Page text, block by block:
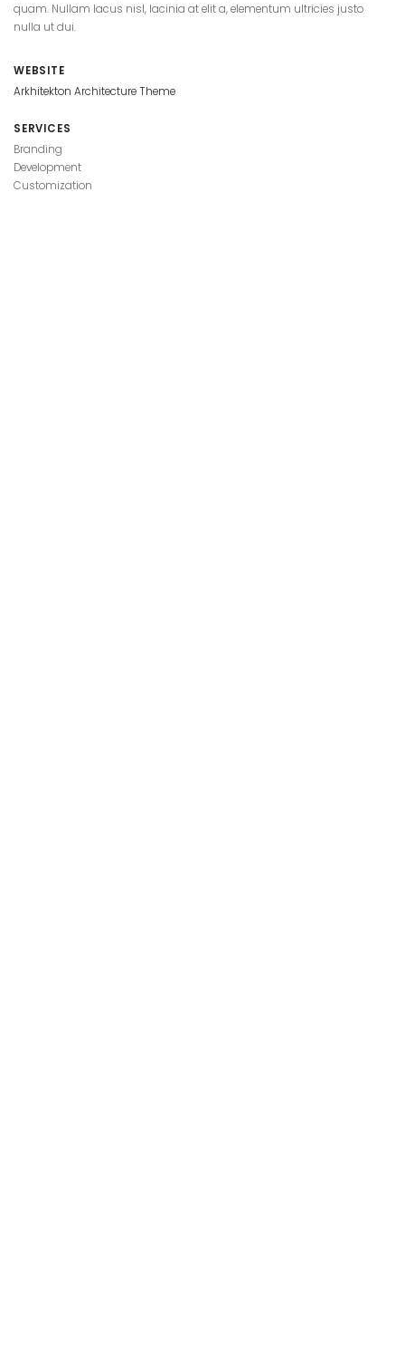
quam. Nullam lacus nisl, lacinia at elit a, elementum ultricies justo
nulla ut dui.
WEBSITE
Arkhitekton Architecture Theme
SERVICES
Branding
Development
Customization